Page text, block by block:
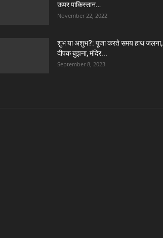
ऊपर पाकिस्तान…
November 22, 2022
शुभ या अशुभ?: पूजा करते समय हाथ जलना,
दीपक बुझना, मंदिर...
September 8, 2023